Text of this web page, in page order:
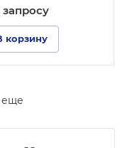
росу
корзину
еще